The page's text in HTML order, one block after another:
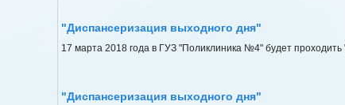
"Диспансеризация выходного дня"
17 марта 2018 года в ГУЗ "Поликлиника №4" будет
"Диспансеризация выходного дня"